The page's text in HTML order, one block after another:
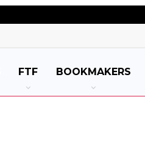
FTF BOOKMAKERS